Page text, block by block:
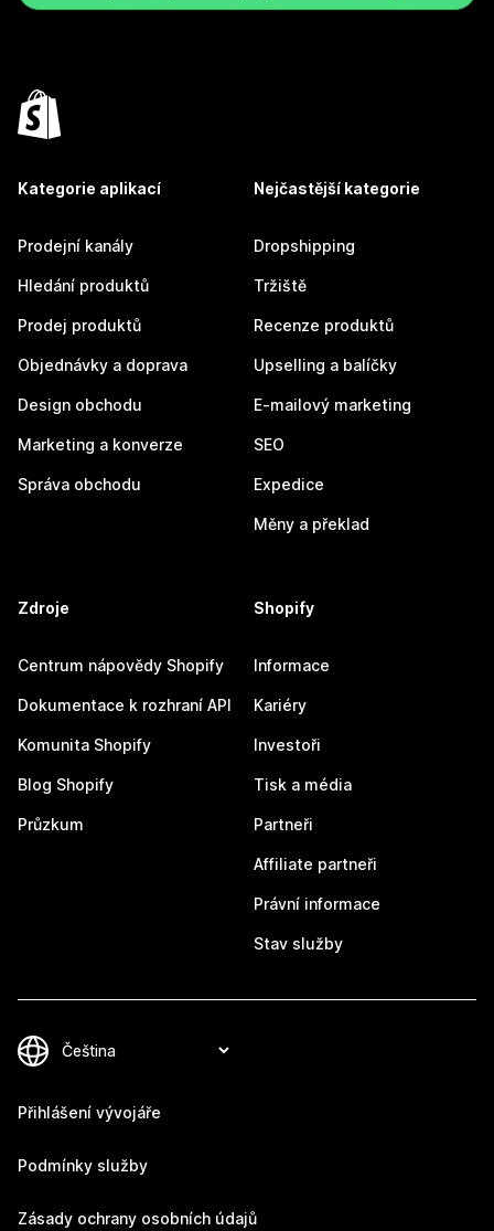
Kategorie aplikací
Prodejní kanály
Hledání produktů
Prodej produktů
Objednávky a doprava
Design obchodu
Marketing a konverze
Správa obchodu
Nejčastější kategorie
Dropshipping
Tržiště
Recenze produktů
Upselling a balíčky
E-mailový marketing
SEO
Expedice
Měny a překlad
Zdroje
Centrum nápovědy Shopify
Dokumentace k rozhraní API
Komunita Shopify
Blog Shopify
Průzkum
Shopify
Informace
Kariéry
Investoři
Tisk a média
Partneři
Affiliate partneři
Právní informace
Stav služby
Přihlášení vývojáře
Podmínky služby
Zásady ochrany osobních údajů